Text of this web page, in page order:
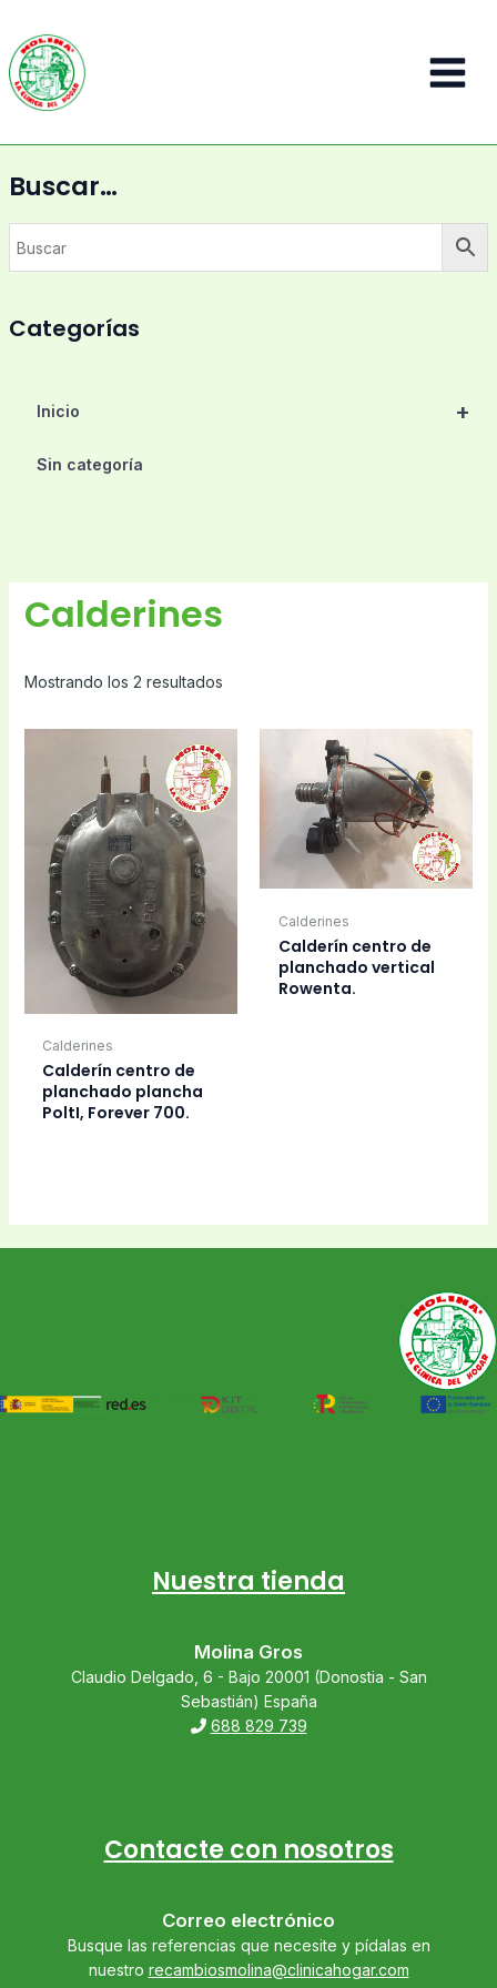
contenido
Main
Buscar…
Categorías
+
Inicio
Sin categoría
Calderines
Mostrando los 2 resultados
Calderines
Calderín centro de
planchado plancha
PoltI, Forever 700.
Calderines
Calderín centro de
planchado vertical
Rowenta.
Nuestra tienda
Molina Gros
Claudio Delgado, 6 - Bajo 20001 (Donostia - San
Sebastián) España
688 829 739
Contacte con nosotros
Correo electrónico
Busque las referencias que necesite y pídalas en
nuestro recambiosmolina@clinicahogar.com